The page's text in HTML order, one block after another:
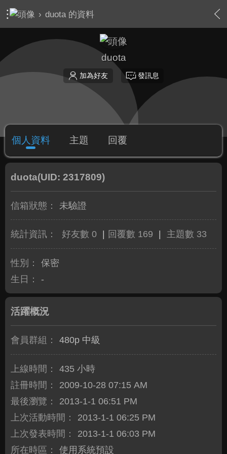
› duota 的資料
duota
加為好友 發訊息
個人資料 主題 回覆
duota(UID: 2317809)
信箱狀態： 未驗證
統計資訊： 好友數 0 回覆數 169 主題數 33
性別：
保密
生日：
-
活躍概況
會員群組： 480p 中級
上線時間：
435 小時
註冊時間：
2009-10-28 07:15 AM
最後瀏覽：
2013-1-1 06:51 PM
上次活動時間：
2013-1-1 06:25 PM
上次發表時間：
2013-1-1 06:03 PM
所在時區：
使用系統預設